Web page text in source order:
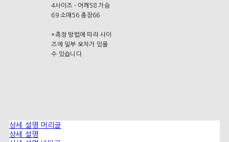
4사이즈 - 어깨58 가슴
69 소매56 총장66
*측정 방법에 따라 사이
즈에 일부 오차가 있을
수 있습니다.
상세 설명 머리글
상세 설명